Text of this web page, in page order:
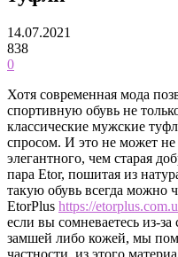
14.07.2021
838
0
Хотя современная мода
спортивную обувь не
классические мужские
спросом. И это не может не
элегантного, чем старая
пара Etor, пошитая из
такую обувь всегда можно
EtorPlus https://
если вы сомневаетесь из-
замшей либо кожей, мы
частности, из этого